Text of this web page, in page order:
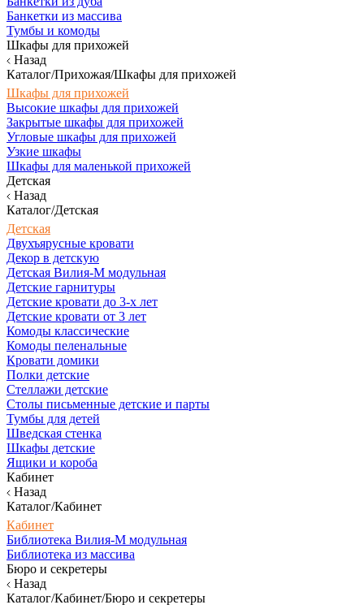
Банкетки из массива
Тумбы и комоды
Шкафы для прихожей
Назад
Каталог/Прихожая/Шкафы для прихожей
Шкафы для прихожей
Высокие шкафы для прихожей
Закрытые шкафы для прихожей
Угловые шкафы для прихожей
Узкие шкафы
Шкафы для маленькой прихожей
Детская
Назад
Каталог/Детская
Детская
Двухъярусные кровати
Декор в детскую
Детская Вилия-М модульная
Детские гарнитуры
Детские кровати до 3-х лет
Детские кровати от 3 лет
Комоды классические
Комоды пеленальные
Кровати домики
Полки детские
Стеллажи детские
Столы письменные детские и парты
Тумбы для детей
Шведская стенка
Шкафы детские
Ящики и короба
Кабинет
Назад
Каталог/Кабинет
Кабинет
Библиотека Вилия-М модульная
Библиотека из массива
Бюро и секретеры
Назад
Каталог/Кабинет/Бюро и секретеры